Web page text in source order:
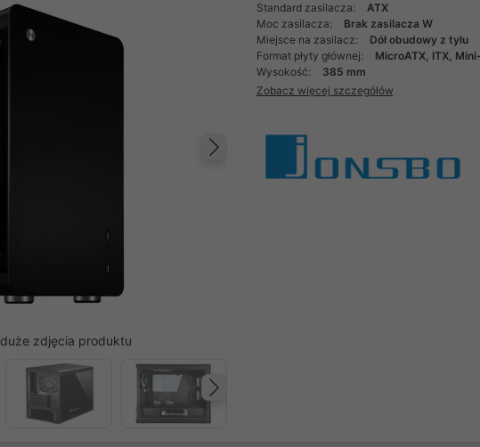
Następny
zdjęcia produktu
Standard zasilacza:
ATX
Moc zasilacza:
Brak zasilacza W
Miejsce na zasilacz:
Dół obudowy z tyłu
Format płyty głównej:
MicroATX, ITX,
Wysokość:
385 mm
Zobacz więcej szczegółów